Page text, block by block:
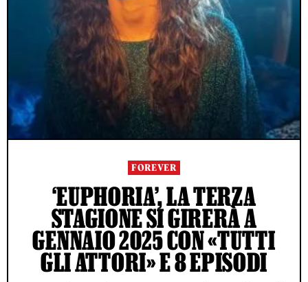
FOREVER
‘EUPHORIA’, LA TERZA
STAGIONE SI GIRERÀ A
GENNAIO 2025 CON «TUTTI
GLI ATTORI» E 8 EPISODI